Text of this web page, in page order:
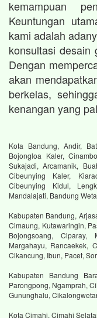
kemampuan
Keuntungan
kami adalah
konsultasi desain
Dengan
akan
berkelas,
kenangan yang
Kota Bandung, Andir,
Bojongloa Kaler,
Sukajadi, Arcamanik,
Cibeunying Kaler,
Cibeunying Kidul,
Mandalajati, Bandung
Kabupaten Bandung,
Cimaung, Kutawaringin,
Bojongsoang, Ciparay,
Margahayu, Rancaekek,
Cikancung, Ibun, Pacet,
Kabupaten Bandung
Parongpong, Ngamprah,
Gununghalu,
Kota Cimahi, Cimahi